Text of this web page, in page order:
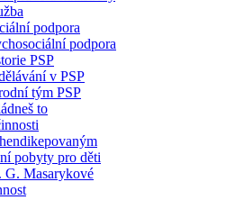
podpora
podpora
PSP
v PSP
tým PSP
to
pobyty pro děti
G. Masarykové